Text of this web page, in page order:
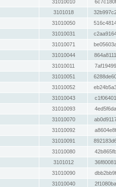
31010010
3101018
31010050
31010031
31010071
31010044
31010011
31010051
31010052
31010043
31010093
31010070
31010092
31010091
31010080
3101012
31010090
31010040